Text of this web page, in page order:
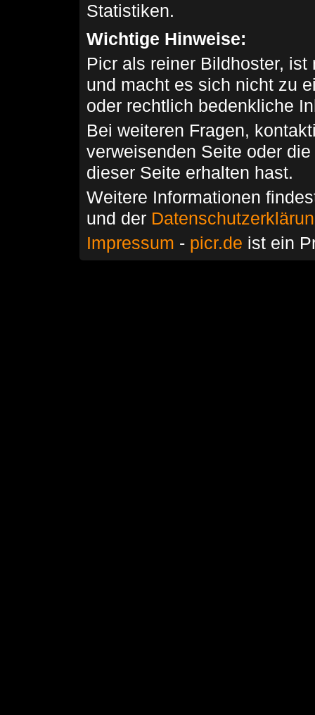
Statistiken.
Wichtige Hinweise:
Picr als reiner Bildhoster,
und macht es sich nicht zu
oder rechtlich bedenkliche
Bei weiteren Fragen,
verweisenden Seite oder
dieser Seite erhalten hast.
Weitere Informationen
und der
Impressum - picr.de ist ein